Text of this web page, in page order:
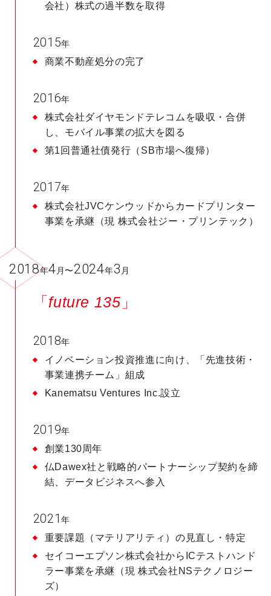
会社）株式の過半数を取得
2015年
商業不動産処分の完了
2016年
株式会社ダイヤモンドテレコムを吸収・合併
し、モバイル事業の拡大を図る
第1回普通社債発行（SB市場へ復帰）
2017年
株式会社JVCケンウッドからカードプリンター
事業を承継（現 株式会社ジー・プリンテック）
2018年4月〜2024年3 月
「 future 135 」
2018年
イノベーション投資推進に向け、「先進技術・
事業連携チーム」組成
Kanematsu Ventures Inc.設立
2019年
創業130周年
仏Dawex社と戦略的パートナーシップ契約を締
結、データビジネスへ参入
2021年
重要課題（マテリアリティ）の見直し・特定
セイコーエプソン株式会社からICテストハンド
ラー事業を承継（現 株式会社NSテクノロジー
ズ）